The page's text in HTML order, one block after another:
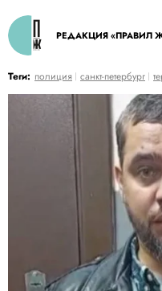
РЕДАКЦИЯ «ПРАВИЛ
Теги: полиция санкт-петербург